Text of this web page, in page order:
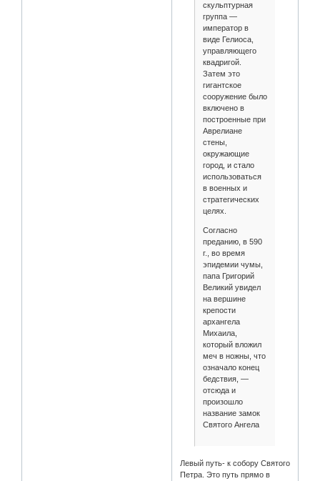
скульптурная
группа —
император в
виде Гелиоса,
управляющего
квадригой.
Затем это
гигантское
сооружение было
включено в
построенные при
Аврелиане
стены,
окружающие
город, и стало
использоваться
в военных и
стратегических
целях.
Согласно
преданию, в 590
г., во время
эпидемии чумы,
папа Григорий
Великий увидел
на вершине
крепости
архангела
Михаила,
который вложил
меч в ножны, что
означало конец
бедствия, —
отсюда и
произошло
название замок
Святого Ангела
Левый путь- к собору Святого
Петра. Это путь прямо в